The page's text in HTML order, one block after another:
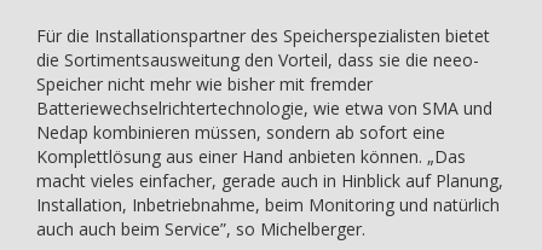
Für die Installationspartner des Speicherspezialisten bietet
die Sortimentsausweitung den Vorteil, dass sie die neeo-
Speicher nicht mehr wie bisher mit fremder
Batteriewechselrichtertechnologie, wie etwa von SMA und
Nedap kombinieren müssen, sondern ab sofort eine
Komplettlösung aus einer Hand anbieten können. „Das
macht vieles einfacher, gerade auch in Hinblick auf Planung,
Installation, Inbetriebnahme, beim Monitoring und natürlich
auch auch beim Service”, so Michelberger.